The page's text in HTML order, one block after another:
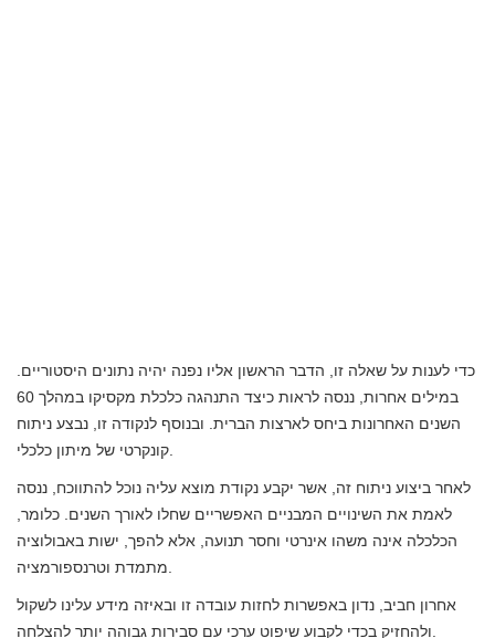
כדי לענות על שאלה זו, הדבר הראשון אליו נפנה יהיה נתונים היסטוריים.
במילים אחרות, ננסה לראות כיצד התנהגה כלכלת מקסיקו במהלך 60
השנים האחרונות ביחס לארצות הברית. ובנוסף לנקודה זו, נבצע ניתוח
לאחר ביצוע ניתוח זה, אשר יקבע נקודת מוצא עליה נוכל להתווכח, ננסה
לאמת את השינויים המבניים האפשריים שחלו לאורך השנים. כלומר,
הכלכלה אינה משהו אינרטי וחסר תנועה, אלא להפך, ישות באבולוציה
אחרון חביב, נדון באפשרות לחזות עובדה זו ובאיזה מידע עלינו לשקול